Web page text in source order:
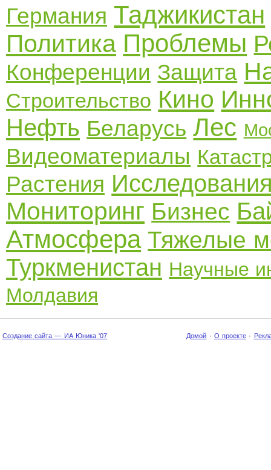
Германия Таджикистан
Политика Проблемы
Конференции Защита
Строительство Кино
Нефть Беларусь Лес
Видеоматериалы
Растения
Мониторинг Бизнес
Атмосфера Тяжелые
Туркменистан Научные
Молдавия
Создание сайта — ИА Юника '07 Домой · О проекте ·